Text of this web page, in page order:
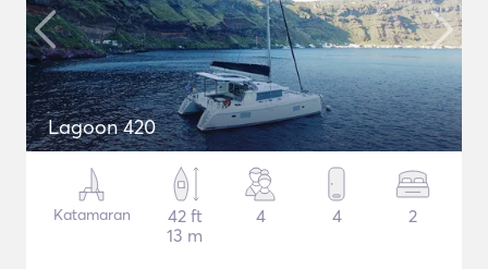
Lagoon 420
Katamaran
42 ft
13 m
4 4 2